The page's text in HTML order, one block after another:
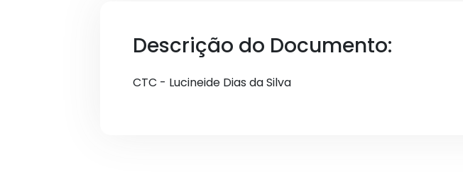
Descrição do Documento:
CTC - Lucineide Dias da Silva